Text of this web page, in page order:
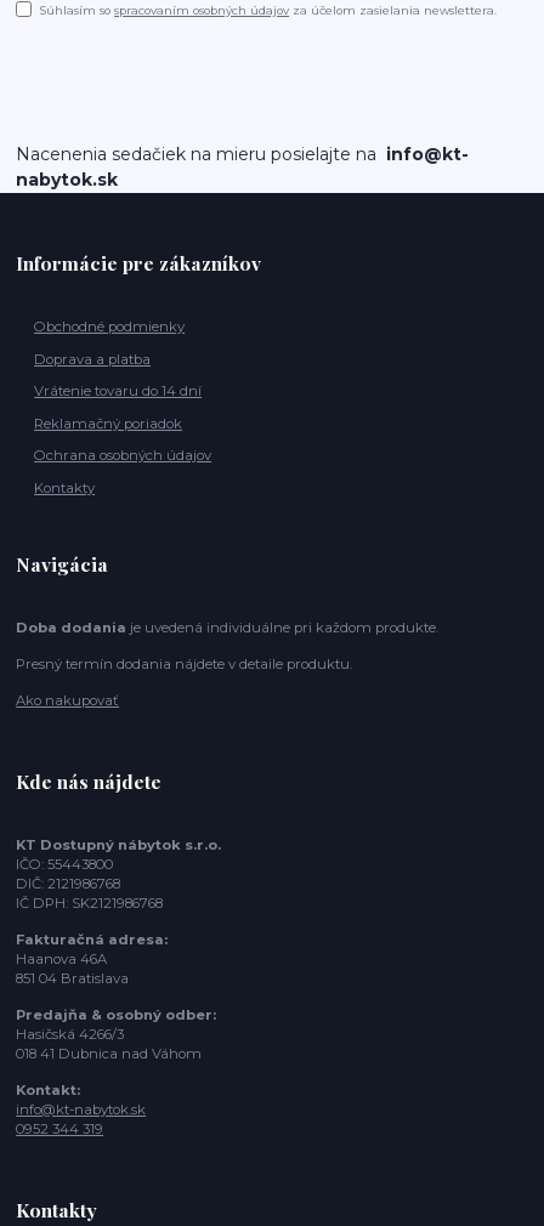
Súhlasím sospracovaním osobných údajov za účelom zasielania newslettera.
Nacenenia sedačiek na mieru posielajte na info@kt-
nabytok.sk
Informácie pre zákazníkov
Obchodné podmienky
Doprava a platba
Vrátenie tovaru do 14 dní
Reklamačný poriadok
Ochrana osobných údajov
Kontakty
Navigácia
Doba dodania je uvedená individuálne pri každom produkte.
Presný termín dodania nájdete v detaile produktu.
Ako nakupovať
Kde nás nájdete
KT Dostupný nábytok s.r.o.
IČO: 55443800
DIČ: 2121986768
IČ DPH: SK2121986768
Fakturačná adresa:
Haanova 46A
851 04 Bratislava
Predajňa & osobný odber:
Hasičská 4266/3
018 41 Dubnica nad Váhom
Kontakt:
info@kt-nabytok.sk
0952 344 319
Kontakty